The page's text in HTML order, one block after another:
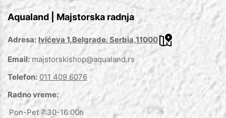
Aqualand | Majstorska radnja
Adresa: Ivićeva 1,Belgrade, Serbia,11000
Email: majstorskishop@aqualand.rs
Telefon: 011 409 6076
Radno vreme:
Pon-Pet 7:30-16:00h